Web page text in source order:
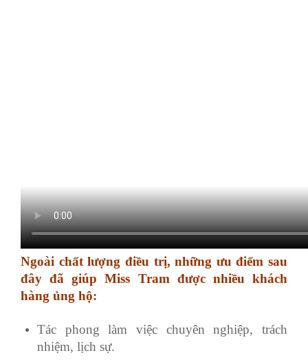
Ngoài chất lượng điều trị, những ưu điểm sau
đây đã giúp Miss Tram được nhiều khách
hàng ủng hộ:
Tác phong làm việc chuyên nghiệp, trách
nhiệm, lịch sự.